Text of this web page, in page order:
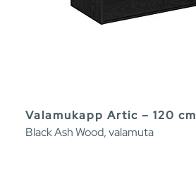
Valamukapp Artic – 120 cm
Black Ash Wood, valamuta